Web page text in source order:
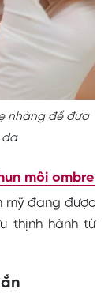
nhàng để đưa
da
môi ombre
mỹ đang được
thịnh hành từ